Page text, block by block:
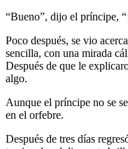
“Bueno”, dijo el príncipe,
Poco después, se vio
sencilla, con una mirada
Después de que le
algo.
Aunque el príncipe no se
en el orfebre.
Después de tres días